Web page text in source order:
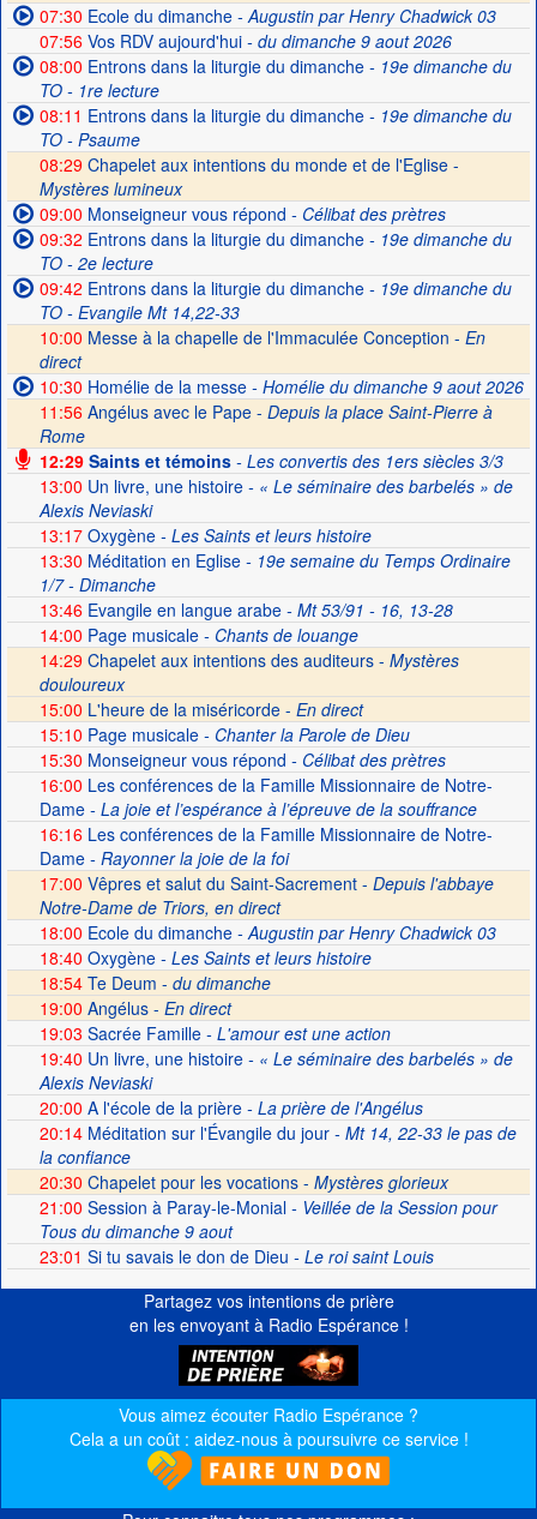
07:30 Ecole du dimanche- Augustin par Henry Chadwick 03
07:56Vos RDV aujourd'hui- du dimanche 9 aout 2026
08:00 Entrons dans la liturgie du dimanche- 19e dimanche du
TO - 1re lecture
08:11 Entrons dans la liturgie du dimanche- 19e dimanche du
TO - Psaume
08:29 Chapelet aux intentions du monde et de l'Eglise -
Mystères lumineux
09:00 Monseigneur vous répond - Célibat des prètres
09:32 Entrons dans la liturgie du dimanche- 19e dimanche du
TO - 2e lecture
09:42 Entrons dans la liturgie du dimanche- 19e dimanche du
TO - Evangile Mt 14,22-33
10:00 Messe à la chapelle de l'Immaculée Conception - En
direct
10:30 Homélie de la messe- Homélie du dimanche 9 aout 2026
11:56 Angélus avec le Pape - Depuis la place Saint-Pierre à
Rome
12:29Saints et témoins- Les convertis des 1ers siècles 3/3
13:00 Un livre, une histoire- « Le séminaire des barbelés » de
Alexis Neviaski
13:17Oxygène- Les Saints et leurs histoire
13:30 Méditation en Eglise- 19e semaine du Temps Ordinaire
1/7 - Dimanche
13:46Evangile en langue arabe- Mt 53/91 - 16, 13-28
14:00 Page musicale- Chants de louange
14:29 Chapelet aux intentions des auditeurs - Mystères
douloureux
15:00 L'heure de la miséricorde - En direct
15:10 Page musicale- Chanter la Parole de Dieu
15:30 Monseigneur vous répond - Célibat des prètres
16:00 Les conférences de la Famille Missionnaire de Notre-
Dame- La joie et l’espérance à l’épreuve de la souffrance
16:16Les conférences de la Famille Missionnaire de Notre-
Dame- Rayonner la joie de la foi
17:00 Vêpres et salut du Saint-Sacrement - Depuis l'abbaye
Notre-Dame de Triors, en direct
18:00 Ecole du dimanche- Augustin par Henry Chadwick 03
18:40 Oxygène- Les Saints et leurs histoire
18:54Te Deum - du dimanche
19:00 Angélus - En direct
19:03 Sacrée Famille- L'amour est une action
19:40 Un livre, une histoire- « Le séminaire des barbelés » de
Alexis Neviaski
20:00 A l'école de la prière- La prière de l'Angélus
20:14Méditation sur l'Évangile du jour- Mt 14, 22-33 le pas de
la confiance
20:30 Chapelet pour les vocations - Mystères glorieux
21:00 Session à Paray-le-Monial- Veillée de la Session pour
Tous du dimanche 9 aout
23:01 Si tu savais le don de Dieu - Le roi saint Louis
Partagez vos intentions de prière
en les envoyant à Radio Espérance !
Vous aimez écouter Radio Espérance ?
Cela a un coût : aidez-nous à poursuivre ce service !